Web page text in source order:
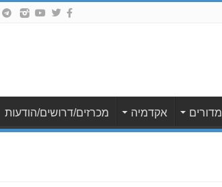
מדורים אקדמיה מכרזים/דרושים/הודעות